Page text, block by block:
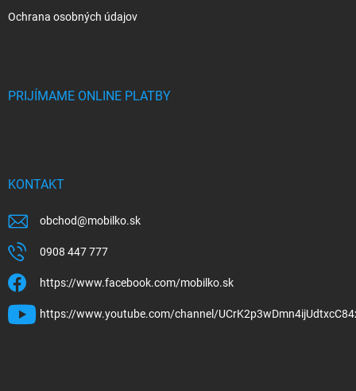
Ochrana osobných údajov
PRIJÍMAME ONLINE PLATBY
KONTAKT
obchod@mobilko.sk
0908 447 777
https://www.facebook.com/mobilko.sk
https://www.youtube.com/channel/